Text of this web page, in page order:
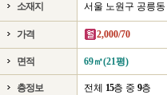
소재지 서울 노원구 공릉동
가격 2,000/70
면적 69㎡(21평)
층정보 전체 15층 중 9층